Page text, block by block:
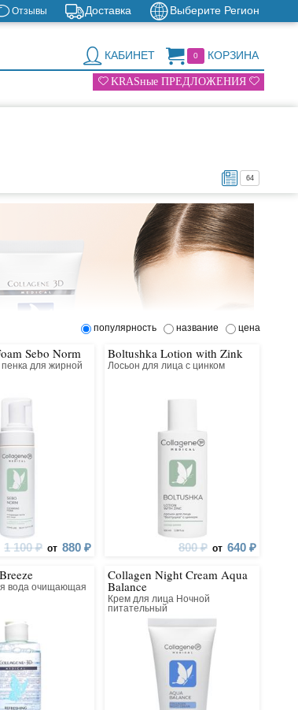
Выберите Регион
Доставка
Отзывы
0 КОРЗИНА
КАБИНЕТ
KRASные ПРЕДЛОЖЕНИЯ
64
популярность название цена
Sebo Norm
для жирной
1 100 ₽ от 880 ₽
Boltushka Lotion with Zink
Лосьон для лица с цинком
800 ₽ от 640 ₽
вода очищающая
Collagen Night Cream Aqua
Balance
Крем для лица Ночной
питательный
восстанавливающий